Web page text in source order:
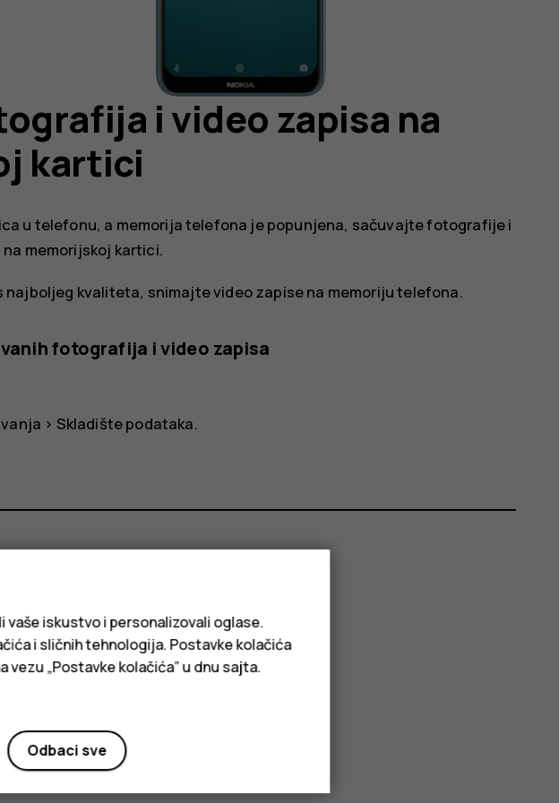
i video zapisa na
kartici
u telefonu, a memorija telefona je popunjena, sačuvajte fotografije i
memorijskoj kartici.
najboljeg kvaliteta, snimajte video zapise na memoriju telefona.
fotografija i video zapisa
> Skladište podataka.
iskustvo i personalizovali oglase.
i sličnih tehnologija. Postavke kolačića
„Postavke kolačića” u dnu sajta.
Odbaci sve